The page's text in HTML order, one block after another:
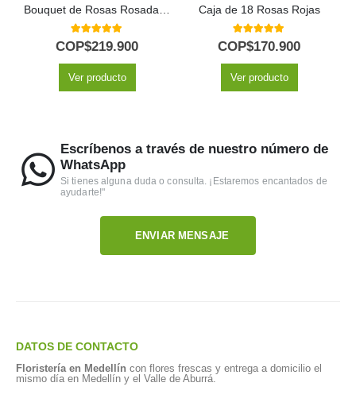
Bouquet de Rosas Rosadas y Blancas LARAINA | Arreglo Primaveral 🕊️
5.00out of 5
COP$219.900
Ver producto
Caja de 18 Rosas Rojas
5.00out of 5
COP$170.900
Ver producto
Escríbenos a través de nuestro número de
WhatsApp
Si tienes alguna duda o consulta. ¡Estaremos encantados de
ayudarte!"
ENVIAR MENSAJE
DATOS DE CONTACTO
Floristería en Medellín con flores frescas y entrega a domicilio el
mismo día en Medellín y el Valle de Aburrá.